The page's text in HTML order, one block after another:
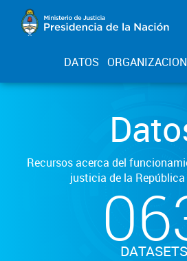
DATOS
Recursos acerca del
justicia de la
DATASETS